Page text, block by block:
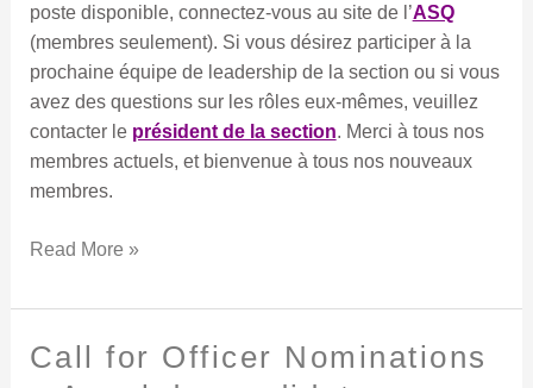
poste disponible, connectez-vous au site de l’ASQ
(membres seulement). Si vous désirez participer à la
prochaine équipe de leadership de la section ou si vous
avez des questions sur les rôles eux-mêmes, veuillez
contacter le président de la section. Merci à tous nos
membres actuels, et bienvenue à tous nos nouveaux
membres.
Read More »
Call for Officer Nominations
Call